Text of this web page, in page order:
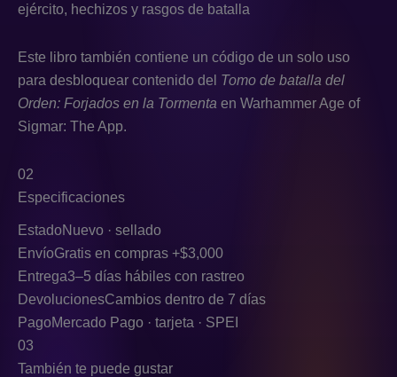
ejército, hechizos y rasgos de batalla
Este libro también contiene un código de un solo uso
para desbloquear contenido del Tomo de batalla del
Orden: Forjados en la Tormenta en Warhammer Age of
Sigmar: The App.
02
Especificaciones
EstadoNuevo · sellado
EnvíoGratis en compras +$3,000
Entrega3–5 días hábiles con rastreo
DevolucionesCambios dentro de 7 días
PagoMercado Pago · tarjeta · SPEI
03
También te puede gustar